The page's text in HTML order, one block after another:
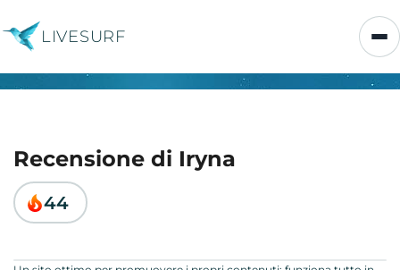
LIVESURF
Recensione di Iryna
44